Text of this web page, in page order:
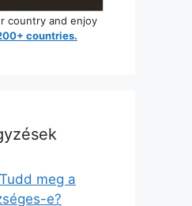
country and enjoy
countries.
meg a
e?